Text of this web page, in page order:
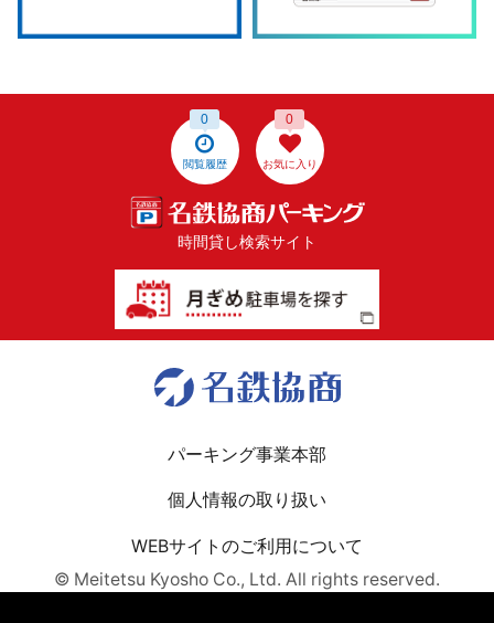
閲覧履歴
0
お気に入り
0
時間貸し検索サイト
パーキング事業本部
個人情報の取り扱い
WEBサイトのご利用について
© Meitetsu Kyosho Co., Ltd. All rights reserved.